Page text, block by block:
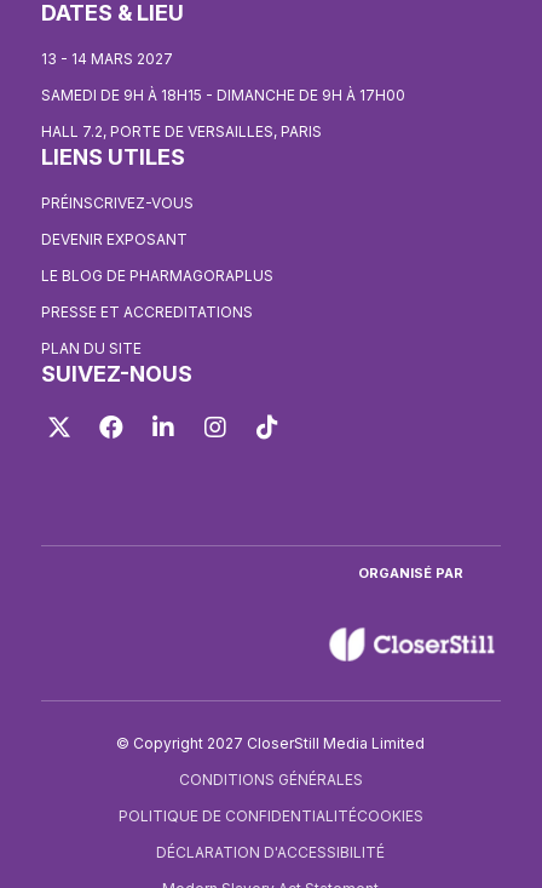
DATES & LIEU
13 - 14 MARS 2027
SAMEDI DE 9H À 18H15 - DIMANCHE DE 9H À 17H00
HALL 7.2, PORTE DE VERSAILLES, PARIS
LIENS UTILES
PRÉINSCRIVEZ-VOUS
DEVENIR EXPOSANT
LE BLOG DE PHARMAGORAPLUS
PRESSE ET ACCREDITATIONS
PLAN DU SITE
SUIVEZ-NOUS
Twitter FacebookLinkedIn Instagram
ORGANISÉ PAR
© Copyright 2027 CloserStill Media Limited
CONDITIONS GÉNÉRALES
POLITIQUE DE CONFIDENTIALITÉCOOKIES
DÉCLARATION D'ACCESSIBILITÉ